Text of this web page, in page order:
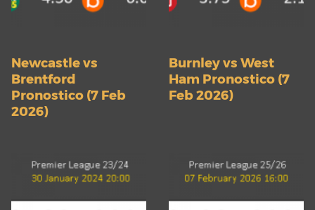
Newcastle vs
Brentford
Pronostico (7 Feb
2026)
Burnley vs West
Ham Pronostico (7
Feb 2026)